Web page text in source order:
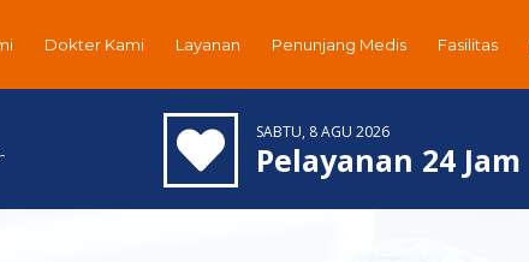
Dokter Kami Layanan Penunjang Medis Fasilitas
SABTU, 8 AGU 2026
Pelayanan 24 Jam